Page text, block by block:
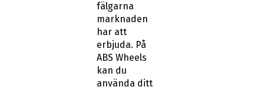
fälgarna
marknaden
har att
erbjuda. På
ABS Wheels
kan du
använda ditt